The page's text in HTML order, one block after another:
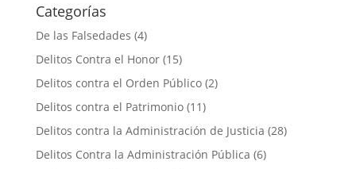
Categorías
De las Falsedades (4)
Delitos Contra el Honor(15)
Delitos contra el Orden Público(2)
Delitos contra el Patrimonio(11)
Delitos contra la Administración de Justicia (28)
Delitos Contra la Administración Pública (6)